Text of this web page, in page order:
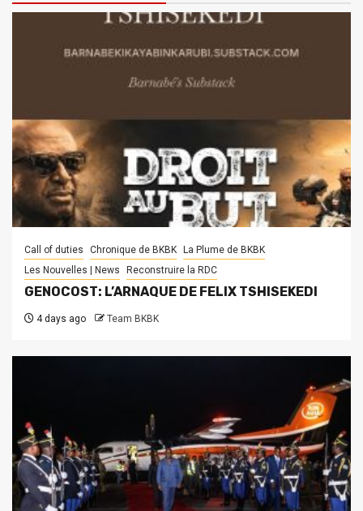
Call of duties Chronique de BKBK
La Plume de BKBK
Les Nouvelles | News
Reconstruire la RDC
GENOCOST: L’ARNAQUE DE FELIX TSHISEKEDI
4 days ago Team BKBK